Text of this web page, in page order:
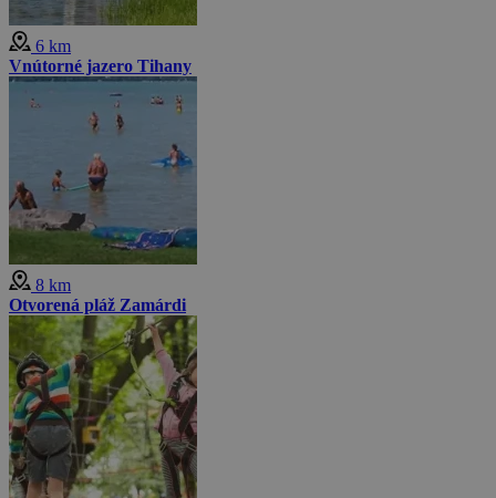
6 km
Vnútorné jazero Tihany
8 km
Otvorená pláž Zamárdi